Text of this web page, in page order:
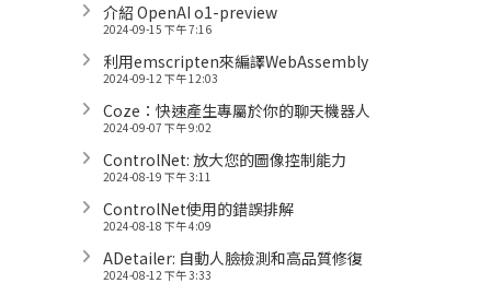
介紹 OpenAI o1-preview
2024-09-15 下午 7:16
利用emscripten來編譯WebAssembly
2024-09-12 下午 12:03
Coze：快速產生專屬於你的聊天機器人
2024-09-07 下午 9:02
ControlNet: 放大您的圖像控制能力
2024-08-19 下午 3:11
ControlNet使用的錯誤排解
2024-08-18 下午 4:09
ADetailer: 自動人臉檢測和高品質修復
2024-08-12 下午 3:33